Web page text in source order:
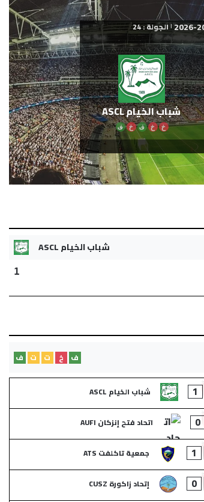
| الجولة : 24
شباب الخيام ASCL
خ خ ف خ ف
شباب الخيام ASCL
1
ف خ ت ت ف
1
شباب الخيام ASCL
0
اتحاد فتح إنزكان AUFI
1
جمعية تاكلفت ATS
0
إتحاد زاكورة CUSZ